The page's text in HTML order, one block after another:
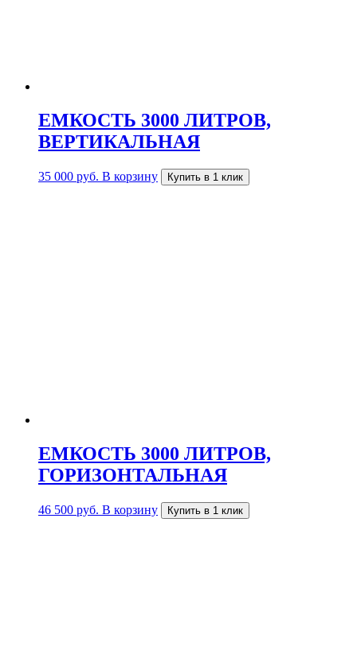
ЕМКОСТЬ 3000 ЛИТРОВ,
ВЕРТИКАЛЬНАЯ
35 000 руб. В корзину Купить в 1 клик
ЕМКОСТЬ 3000 ЛИТРОВ,
ГОРИЗОНТАЛЬНАЯ
46 500 руб. В корзину Купить в 1 клик